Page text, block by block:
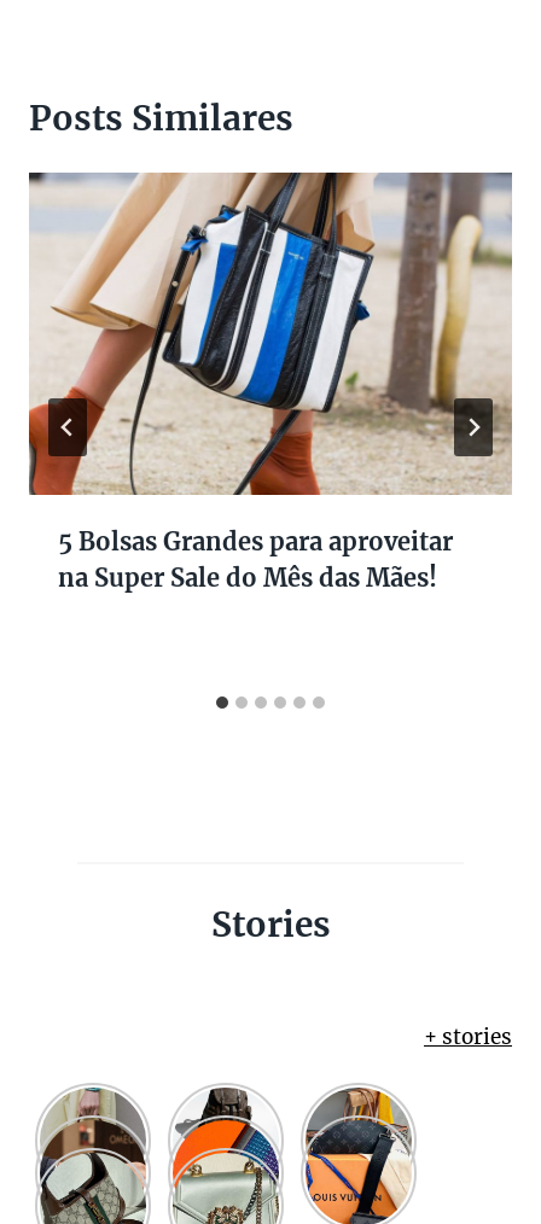
Posts Similares
5 Bolsas Grandes para aproveitar
na Super Sale do Mês das Mães!
Stories
+ stories